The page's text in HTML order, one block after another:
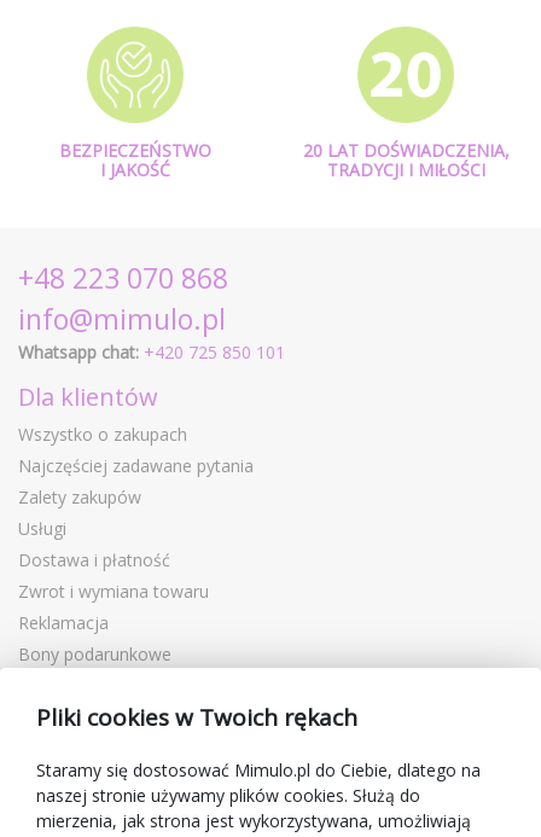
BEZPIECZEŃSTWO
I JAKOŚĆ
20 LAT DOŚWIADCZENIA,
TRADYCJI I MIŁOŚCI
+48 223 070 868
info@mimulo.pl
Whatsapp chat: +420 725 850 101
Dla klientów
Wszystko o zakupach
Najczęściej zadawane pytania
Zalety zakupów
Usługi
Dostawa i płatność
Zwrot i wymiana towaru
Reklamacja
Bony podarunkowe
Blog
O sprzedawcy
Mimulo.pl
Pliki cookies w Twoich rękach
Staramy się dostosować Mimulo.pl do Ciebie, dlatego na
naszej stronie używamy plików cookies. Służą do
mierzenia, jak strona jest wykorzystywana, umożliwiają